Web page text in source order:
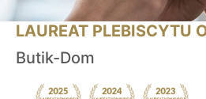
LAUREAT PLEBISCYTU
Butik-Dom